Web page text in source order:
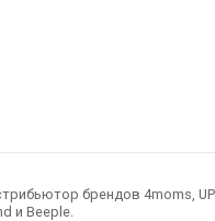
брендов 4moms,
и Beeple.